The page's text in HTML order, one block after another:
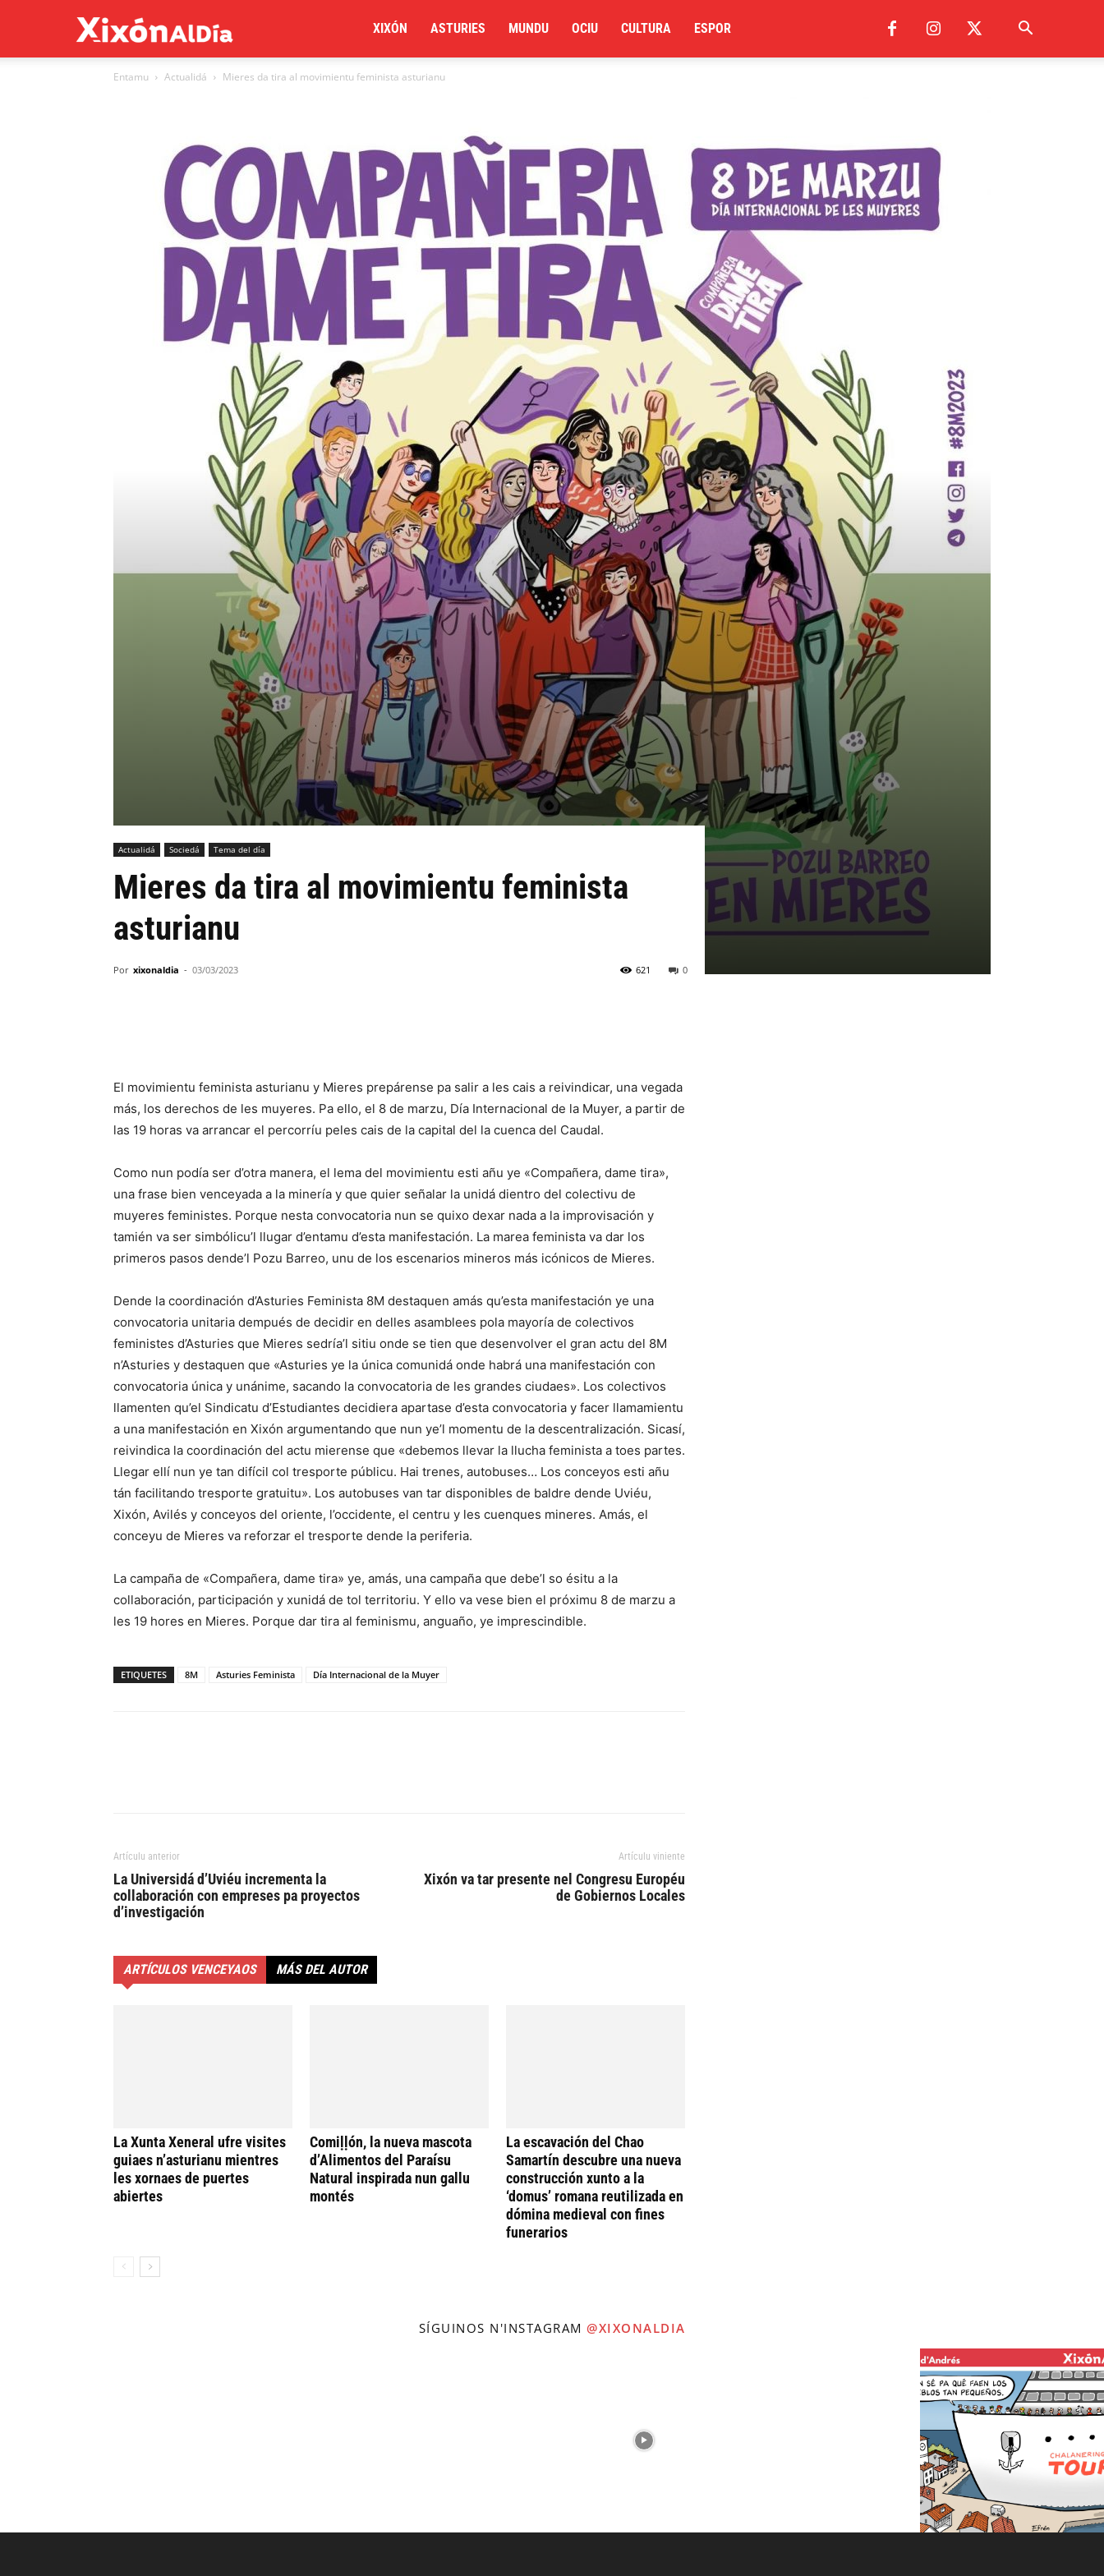
al
XIXÓN ASTURIES MUNDU OCIU CULTURA ESPOR
Entamu Actualidá Mieres da tira al movimientu feminista asturianu
Actualidá Sociedá Tema del día
Mieres da tira al movimientu feminista
asturianu
Por xixonaldia - 03/03/2023 0
621
El movimientu feminista asturianu y Mieres prepárense pa salir a les cais a reivindicar, una vegada
más, los derechos de les muyeres. Pa ello, el 8 de marzu, Día Internacional de la Muyer, a partir de
las 19 horas va arrancar el percorríu peles cais de la capital del la cuenca del Caudal.
Como nun podía ser d’otra manera, el lema del movimientu esti añu ye «Compañera, dame tira»,
una frase bien venceyada a la minería y que quier señalar la unidá dientro del colectivu de
muyeres feministes. Porque nesta convocatoria nun se quixo dexar nada a la improvisación y
tamién va ser simbólicu’l llugar d’entamu d’esta manifestación. La marea feminista va dar los
primeros pasos dende’l Pozu Barreo, unu de los escenarios mineros más icónicos de Mieres.
Dende la coordinación d’Asturies Feminista 8M destaquen amás qu’esta manifestación ye una
convocatoria unitaria dempués de decidir en delles asamblees pola mayoría de colectivos
feministes d’Asturies que Mieres sedría’l sitiu onde se tien que desenvolver el gran actu del 8M
n’Asturies y destaquen que «Asturies ye la única comunidá onde habrá una manifestación con
convocatoria única y unánime, sacando la convocatoria de les grandes ciudaes». Los colectivos
llamenten qu’el Sindicatu d’Estudiantes decidiera apartase d’esta convocatoria y facer llamamientu
a una manifestación en Xixón argumentando que nun ye’l momentu de la descentralización. Sicasí,
reivindica la coordinación del actu mierense que «debemos llevar la llucha feminista a toes partes.
Llegar ellí nun ye tan difícil col tresporte públicu. Hai trenes, autobuses… Los conceyos esti añu
tán facilitando tresporte gratuitu». Los autobuses van tar disponibles de baldre dende Uviéu,
Xixón, Avilés y conceyos del oriente, l’occidente, el centru y les cuenques mineres. Amás, el
conceyu de Mieres va reforzar el tresporte dende la periferia.
La campaña de «Compañera, dame tira» ye, amás, una campaña que debe’l so ésitu a la
collaboración, participación y xunidá de tol territoriu. Y ello va vese bien el próximu 8 de marzu a
les 19 hores en Mieres. Porque dar tira al feminismu, anguaño, ye imprescindible.
ETIQUETES 8M Asturies Feminista Día Internacional de la Muyer
Artículu anterior
La Universidá d’Uviéu incrementa la
collaboración con empreses pa proyectos
d’investigación
Artículu viniente
Xixón va tar presente nel Congresu Européu
de Gobiernos Locales
ARTÍCULOS VENCEYAOS MÁS DEL AUTOR
La Xunta Xeneral ufre visites
guiaes n’asturianu mientres
les xornaes de puertes
abiertes
Comiḷḷón, la nueva mascota
d’Alimentos del Paraísu
Natural inspirada nun gallu
montés
La escavación del Chao
Samartín descubre una nueva
construcción xunto a la
‘domus’ romana reutilizada en
dómina medieval con fines
funerarios
SÍGUINOS N'INSTAGRAM @XIXONALDIA